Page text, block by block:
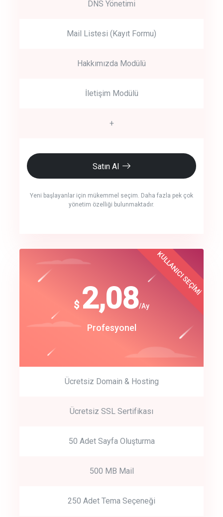
DNS Yönetimi
Mail Listesi (Kayıt Formu)
Hakkımızda Modülü
İletişim Modülü
+
Satın Al
Yeni başlayanlar için mükemmel seçim. Daha fazla pek çok
yönetim özelliği bulunmaktadır.
crm auto cync
track energy costs
Get Started
Start by trying our service for 30 days free trial no credit card
$ 2,08/Ay
Profesyonel
KULLANICI SEÇİMİ
Ücretsiz Domain & Hosting
Ücretsiz SSL Sertifikası
50 Adet Sayfa Oluşturma
500 MB Mail
250 Adet Tema Seçeneği
$
180
Start Up
Best Choice